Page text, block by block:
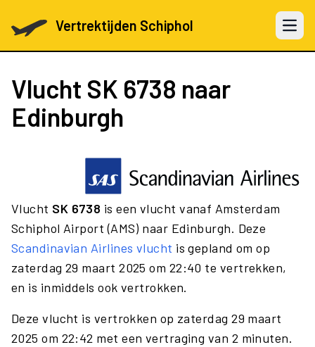
Vertrektijden Schiphol Open
Vlucht SK 6738 naar
Edinburgh
Vlucht SK 6738 is een vlucht vanaf Amsterdam
Schiphol Airport (AMS) naar Edinburgh. Deze
Scandinavian Airlines vlucht is gepland om op
zaterdag 29 maart 2025 om 22:40 te vertrekken,
en is inmiddels ook vertrokken.
Deze vlucht is vertrokken op zaterdag 29 maart
2025 om 22:42 met een vertraging van 2 minuten.